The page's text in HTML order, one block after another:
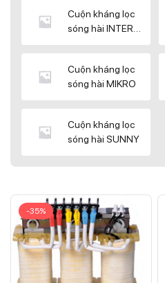
Cuộn kháng lọc
sóng hài INTER
Cuộn kháng lọc
sóng hài MIKRO
Cuộn kháng lọc
sóng hài SUNNY
-35%